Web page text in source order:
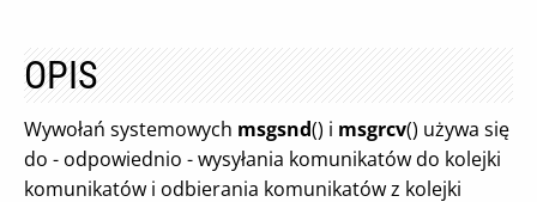
OPIS
Wywołań systemowych msgsnd() i msgrcv() używa się
do - odpowiednio - wysyłania komunikatów do kolejki
komunikatów i odbierania komunikatów z kolejki